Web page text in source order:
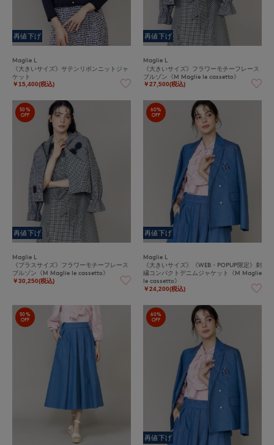
再値下げ
Maglie L
《大きいサイズ》サテンリボンニットジャ
ケット
￥15,400(税込)
再値下げ
Maglie L
《大きいサイズ》フラワーモチーフレース
ブルゾン《M Maglie le cassetto》
￥27,500(税込)
50%
OFF
再値下げ
Maglie L
《プラスサイズ》フラワーモチーフレース
ブルゾン《M Maglie le cassetto》
￥30,250(税込)
60%
OFF
再値下げ
Maglie L
《大きいサイズ》《WEB・POPUP限定》刺
繍コンパクトデニムジャケット《M Maglie
le cassetto》
￥24,200(税込)
50%
OFF
60%
OFF
再値下げ